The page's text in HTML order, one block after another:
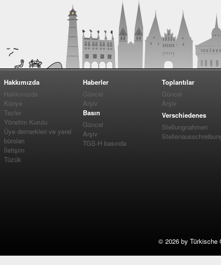
Hakkımızda
Hakkımızda
Künye
Tezler
Yönetim Kurulu
Üye dernerkleri ve yerel
büroları
İletişim
Tüzük
Haberler
Güncel
Arşiv
Basın
Güncel
Arşiv
TGS-H basında
Toplantılar
Güncel
Arşiv
Verschiedenes
Stellungnahmen
© 2026 by Türkische